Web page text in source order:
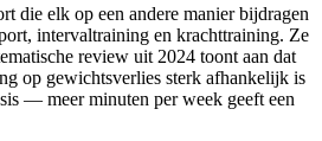
die elk op een andere manier bijdragen
intervaltraining en krachttraining. Ze
review uit 2024 toont aan dat
op gewichtsverlies sterk afhankelijk is
— meer minuten per week geeft een